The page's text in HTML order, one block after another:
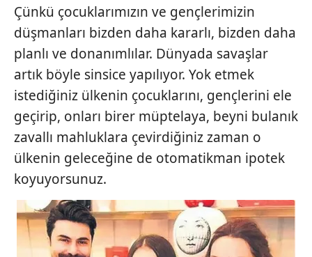
Çünkü çocuklarımızın ve gençlerimizin
düşmanları bizden daha kararlı, bizden daha
planlı ve donanımlılar. Dünyada savaşlar
artık böyle sinsice yapılıyor. Yok etmek
istediğiniz ülkenin çocuklarını, gençlerini ele
geçirip, onları birer müptelaya, beyni bulanık
zavallı mahluklara çevirdiğiniz zaman o
ülkenin geleceğine de otomatikman ipotek
koyuyorsunuz.